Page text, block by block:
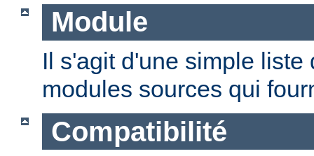
Module
Il s'agit d'une simple liste
modules sources qui
Compatibilité